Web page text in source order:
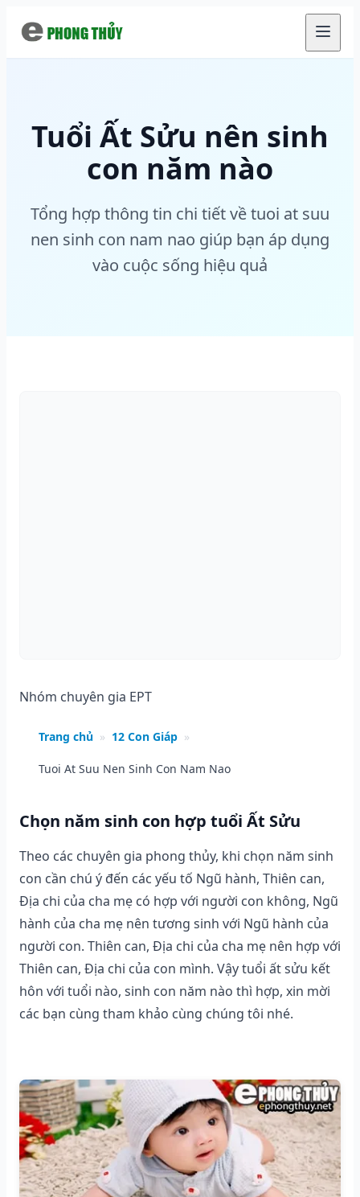
Tuổi Ất Sửu nên sinh
con năm nào
Tổng hợp thông tin chi tiết về tuoi at suu
nen sinh con nam nao giúp bạn áp dụng
vào cuộc sống hiệu quả
Nhóm chuyên gia EPT
Trang chủ » 12 Con Giáp »
Tuoi At Suu Nen Sinh Con Nam Nao
Chọn năm sinh con hợp tuổi Ất Sửu
Theo các chuyên gia phong thủy, khi chọn năm sinh
con cần chú ý đến các yếu tố Ngũ hành, Thiên can,
Địa chi của cha mẹ có hợp với người con không, Ngũ
hành của cha mẹ nên tương sinh với Ngũ hành của
người con. Thiên can, Địa chi của cha mẹ nên hợp với
Thiên can, Địa chi của con mình. Vậy tuổi ất sửu kết
hôn với tuổi nào, sinh con năm nào thì hợp, xin mời
các bạn cùng tham khảo cùng chúng tôi nhé.